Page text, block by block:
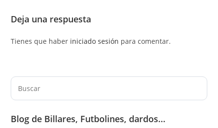
Deja una respuesta
Tienes que haber iniciado sesión para comentar.
Blog de Billares, Futbolines, dardos...